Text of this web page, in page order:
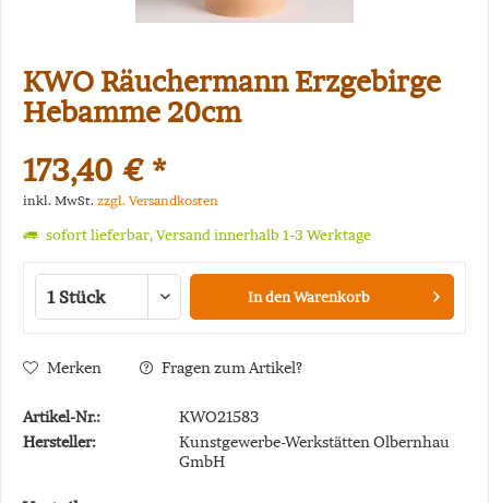
KWO Räuchermann Erzgebirge
Hebamme 20cm
173,40 € *
inkl. MwSt. zzgl. Versandkosten
sofort lieferbar, Versand innerhalb 1-3 Werktage
In denWarenkorb
Merken Fragen zum Artikel?
Artikel-Nr.:
KWO21583
Hersteller:
Kunstgewerbe-Werkstätten Olbernhau
GmbH